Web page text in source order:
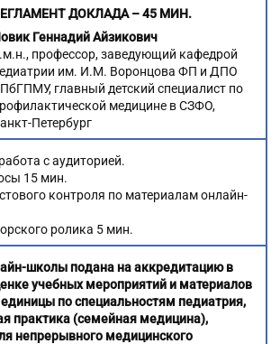
ДОКЛАДА – 45 МИН.
Геннадий Айзикович
профессор, заведующий кафедрой
им. И.М. Воронцова ФП и ДПО
главный детский специалист по
медицине в СЗФО,
Петербург
с аудиторией.
15 мин.
контроля по материалам онлайн-
ролика 5 мин.
школы подана на аккредитацию в
учебных мероприятий и материалов
по специальностям педиатрия,
практика (семейная медицина),
непрерывного медицинского